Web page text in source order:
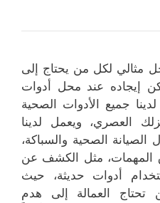
مثالي لكل من يحتاج إلى
إيجاده عند محل أدوات
جميع الأدوات الصحية
العصري، ويعمل لدينا
الصحية والسباكة،
المهمات، مثل الكشف عن
أدوات حديثة، حيث
تحتاج العمالة إلى هدم